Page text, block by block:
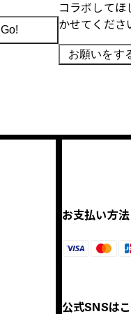
Go!
コラボして
かせてくださ
お願いをす
お支払い方法
公式SNSは